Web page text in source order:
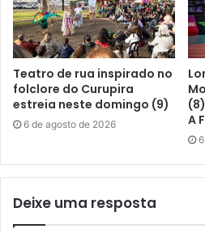
Região sul– As agentes de
também vão conduzir palestra
responsáveis dos estudantes,
Cafezal. O encontro, que irá
Professora Maria José
também os servidores que
fica localizado na Rua Tarcisa
Para a imprensa: outras
Teatro de rua inspirado no
folclore do Curupira
estreia neste domingo (9)
6 de agosto de 2026
A
Deixe uma resposta